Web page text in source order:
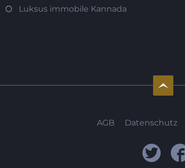
Luksus immobile Kannada
AGB Datenschutz